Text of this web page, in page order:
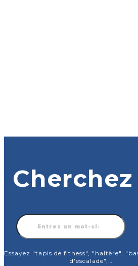
Recherche
de
produits
Essayez "tapis de fitness", "haltère",
d'escalade",…